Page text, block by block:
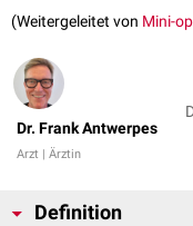
(Weitergeleitet von Mini-
Dr. Frank Antwerpes
Arzt | Ärztin
Definition